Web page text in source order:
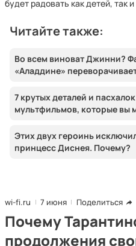
будет радовать как детей, так
Читайте также:
Во всем виноват Джинни?
«Аладдине»
7 крутых деталей и
мультфильмов, которые вы
Этих двух героинь
принцесс Диснея. Почему?
wi-fi.ru 7 июня Поделиться
Почему
продолжения